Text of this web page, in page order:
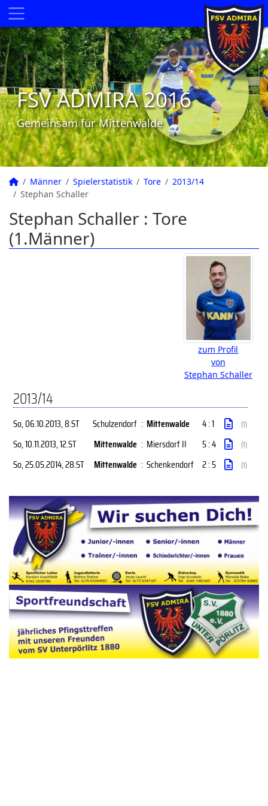
FSV ADMIRA 2016
Gemeinsam für Mittenwalde
Männer Spielerstatistik Tore
2013/14
Stephan Schaller
Stephan Schaller : Tore
(1.Männer)
zum Profil
von
Stephan Schaller
2013/14
So, 06.10.2013, 8.ST Schulzendorf : Mittenwalde 4 : 1 (1)
So, 10.11.2013, 12.ST Mittenwalde : Miersdorf II 5 : 4 (1)
So, 25.05.2014, 28.ST Mittenwalde : Schenkendorf 2 : 5 (1)